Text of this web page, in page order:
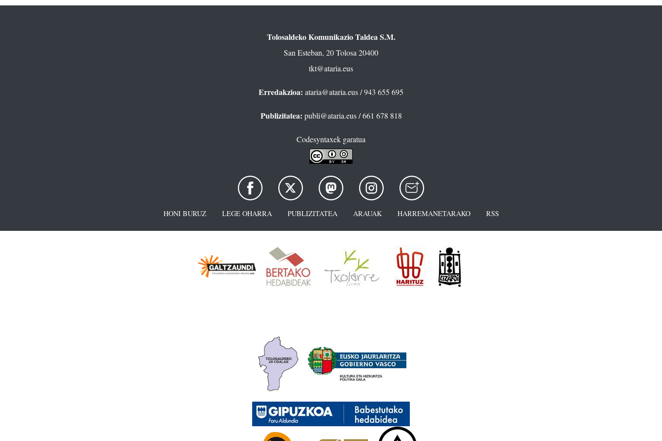
Tolosaldeko Komunikazio Taldea S.M.
San Esteban, 20 Tolosa 20400
tkt@ataria.eus
Erredakzioa: ataria@ataria.eus/ 943 655 695
Publizitatea: publi@ataria.eus/ 661 678 818
Codesyntaxek garatua
HONI BURUZ LEGE OHARRA PUBLIZITATEA ARAUAK HARREMANETARAKO RSS